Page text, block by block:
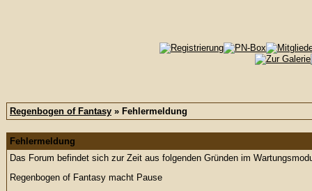
Regenbogen of Fantasy » Fehlermeldung
Fehlermeldung
Das Forum befindet sich zur Zeit aus folgenden Gründen im
Regenbogen of Fantasy macht Pause